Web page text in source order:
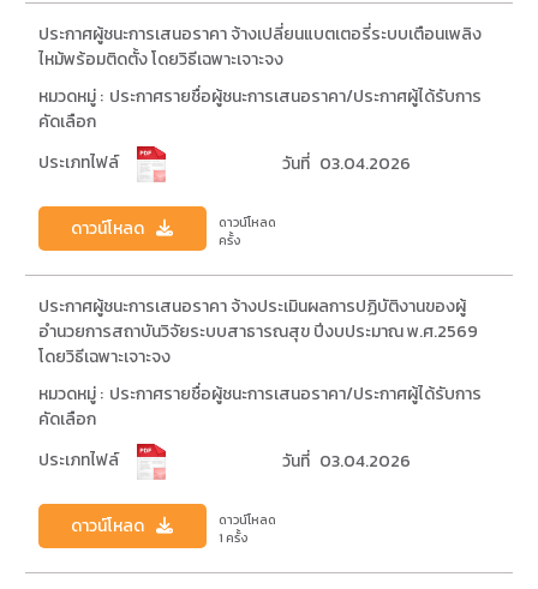
ประกาศผู้ชนะการเสนอราคา จ้างเปลี่ยนแบตเตอรี่ระบบเตือนเพลิง
ไหม้พร้อมติดตั้ง โดยวิธีเฉพาะเจาะจง
หมวดหมู่ : ประกาศรายชื่อผู้ชนะการเสนอราคา/ประกาศผู้ได้รับการ
คัดเลือก
ประเภทไฟล์
วันที่ 03.04.2026
ดาวน์โหลด
ดาวน์โหลด
ครั้ง
ประกาศผู้ชนะการเสนอราคา จ้างประเมินผลการปฏิบัติงานของผู้
อำนวยการสถาบันวิจัยระบบสาธารณสุข ปีงบประมาณ พ.ศ.2569
โดยวิธีเฉพาะเจาะจง
หมวดหมู่ : ประกาศรายชื่อผู้ชนะการเสนอราคา/ประกาศผู้ได้รับการ
คัดเลือก
ประเภทไฟล์
วันที่ 03.04.2026
ดาวน์โหลด
ดาวน์โหลด
1 ครั้ง